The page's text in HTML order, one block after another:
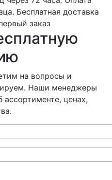
Бесплатная доставка
заказ
на вопросы и
Наши менеджеры
ценах,